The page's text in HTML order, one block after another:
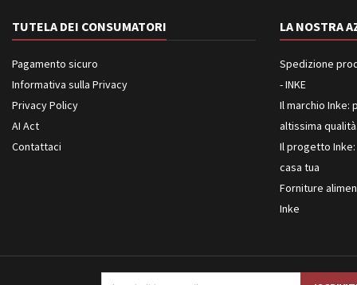
TUTELA DEI CONSUMATORI
Pagamento sicuro
Informativa sulla Privacy
Privacy Policy
AI Act
Contattaci
LA NOSTRA
Spedizione
- INKE
Il marchio Inke:
altissima
Il progetto
casa tua
Forniture
Inke